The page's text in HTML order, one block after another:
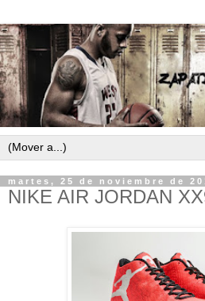
martes, 25 de noviembre de
NIKE AIR JORDAN